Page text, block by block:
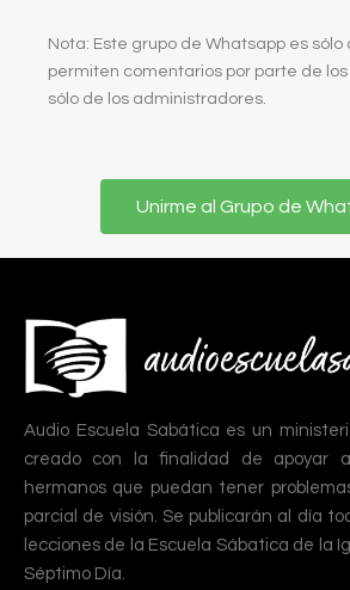
Nota: Este grupo de Whatsapp es sólo
permiten comentarios por parte de los
sólo de los administradores.
Unirme al Grupo de
Audio Escuela Sabática es un
creado con la finalidad de apoyar
hermanos que puedan tener
parcial de visión. Se publicarán al día
lecciones de la Escuela Sábatica de la
Séptimo Día.